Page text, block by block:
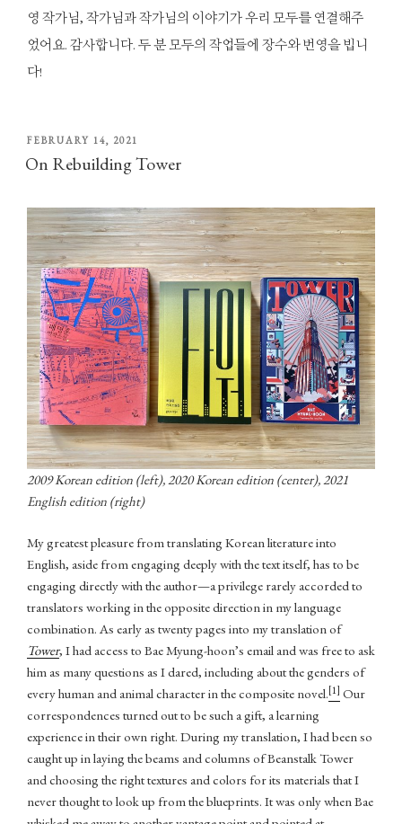
영 작가님, 작가님과 작가님의 이야기가 우리 모두를 연결해주
었어요. 감사합니다. 두 분 모두의 작업들에 장수와 번영을 빕니
다!
POSTED
ON
FEBRUARY 14, 2021
On Rebuilding Tower
2009 Korean edition (left), 2020 Korean edition (center), 2021
English edition (right)
My greatest pleasure from translating Korean literature into
English, aside from engaging deeply with the text itself, has to be
engaging directly with the author—a privilege rarely accorded to
translators working in the opposite direction in my language
combination. As early as twenty pages into my translation of
Tower, I had access to Bae Myung-hoon’s email and was free to ask
him as many questions as I dared, including about the genders of
every human and animal character in the composite novel.[1] Our
correspondences turned out to be such a gift, a learning
experience in their own right. During my translation, I had been so
caught up in laying the beams and columns of Beanstalk Tower
and choosing the right textures and colors for its materials that I
never thought to look up from the blueprints. It was only when Bae